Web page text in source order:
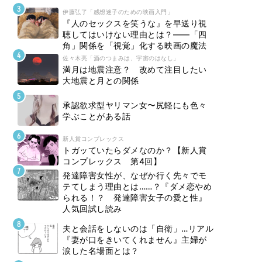
伊藤弘了「感想迷子のための映画入門」
『人のセックスを笑うな』を早送り視
聴してはいけない理由とは？――「四
角」関係を「視覚」化する映画の魔法
佐々木亮「酒のつまみは、宇宙のはなし」
満月は地震注意？ 改めて注目したい
大地震と月との関係
承認欲求型ヤリマン女〜尻軽にも色々
学ぶことがある話
新人賞コンプレックス
トガッていたらダメなのか？【新人賞
コンプレックス 第4回】
発達障害女性が、なぜか行く先々でモ
テてしまう理由とは……？『ダメ恋やめ
られる！？ 発達障害女子の愛と性』
人気回試し読み
夫と会話をしないのは「自衛」…リアル
『妻が口をきいてくれません』主婦が
涙した名場面とは？